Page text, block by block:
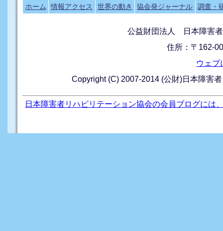
ホーム 情報アクセス 世界の動き 協会発ジャーナル 調査・
公益財団法人 日本障害
住所：〒162-
ウェブ
Copyright (C) 2007-2014 (公財)日本障害
日本障害者リハビリテーション協会の会員ブログには